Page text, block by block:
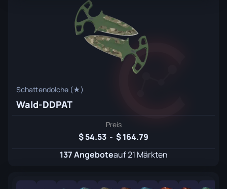
Schattendolche (★)
Wald-DDPAT
Preis
54.53 -
164.79
137 Angeboteauf 21 Märkten